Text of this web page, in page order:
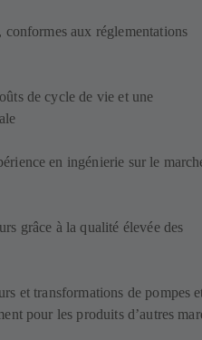
aux réglementations
de cycle de vie et une
en ingénierie sur le
grâce à la qualité élevée des
et transformations de pompes
pour les produits d’autres